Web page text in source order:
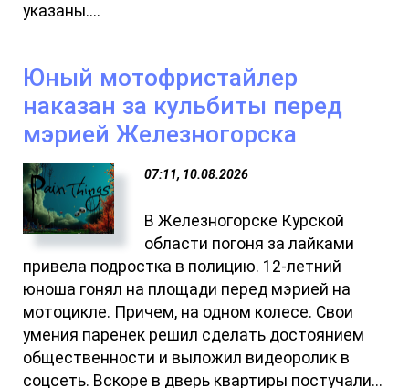
указаны....
Юный мотофристайлер
наказан за кульбиты перед
мэрией Железногорска
07:11, 10.08.2026
В Железногорске Курской
области погоня за лайками
привела подростка в полицию. 12-летний
юноша гонял на площади перед мэрией на
мотоцикле. Причем, на одном колесе. Свои
умения паренек решил сделать достоянием
общественности и выложил видеоролик в
соцсеть. Вскоре в дверь квартиры постучали...